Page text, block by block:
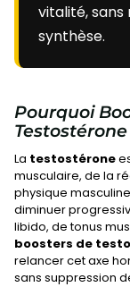
vitalité,
synthèse.
Pourquoi
Testostérone
La testostérone
musculaire, de la
physique
diminuer
libido, de tonus
boosters de
relancer cet axe
sans suppression